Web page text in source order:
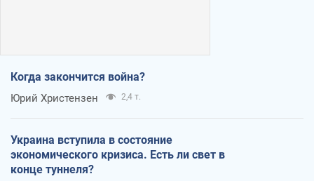
Когда закончится война?
Юрий Христензен 2,4 т.
Украина вступила в состояние
экономического кризиса. Есть ли свет в
конце туннеля?